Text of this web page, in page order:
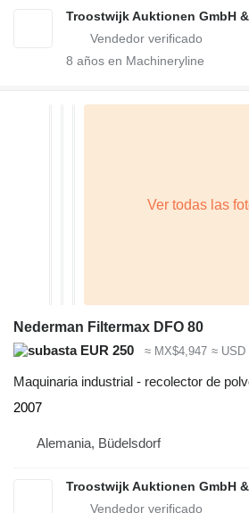
Troostwijk Auktionen GmbH
8 años en Machineryline
Nederman Filtermax DFO 80
EUR 250
≈ MX$4,947 ≈ USD
Maquinaria industrial - recolector de
2007
Alemania, Büdelsdorf
Troostwijk Auktionen GmbH